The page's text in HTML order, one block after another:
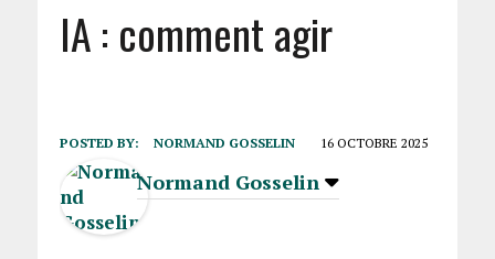
IA : comment agir
POSTED BY: NORMAND GOSSELIN 16 OCTOBRE 2025
Normand Gosselin